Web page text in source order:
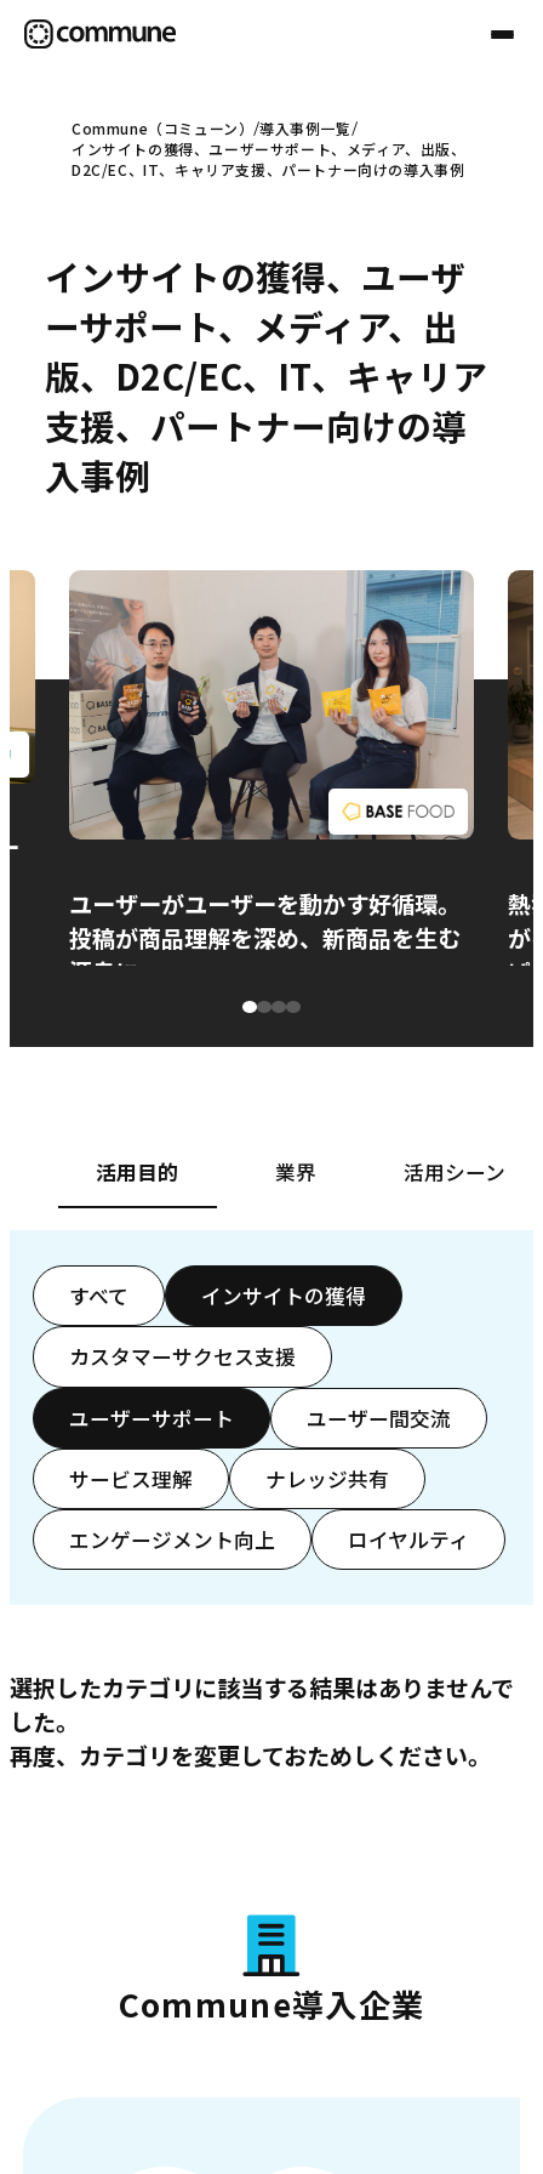
Communeについて
事例
セミナー
お問い合わせ
Commune（コミューン）
導入事例一覧
インサイトの獲得、ユーザーサポート、メディア、出版、
D2C/EC、IT、キャリア支援、パートナー向けの導入事例
インサイトの獲得、ユーザ
ーサポート、メディア、出
版、D2C/EC、IT、キャリア
支援、パートナー向けの導
入事例
ユーザーがユーザーを動かす好循環。
投稿が商品理解を深め、新商品を生む
源泉に
熱
が
ぱ
活用目的 業界 活用シーン
すべて インサイトの獲得
カスタマーサクセス支援
ユーザーサポート ユーザー間交流
サービス理解 ナレッジ共有
エンゲージメント向上 ロイヤルティ
選択したカテゴリに該当する結果はありませんで
した。
再度、カテゴリを変更しておためしください。
Commune導入企業